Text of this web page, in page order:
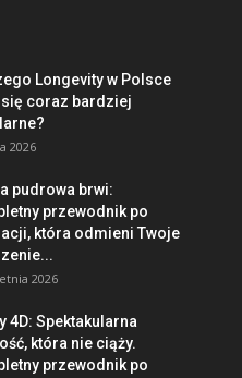
Longevity w Polsce
coraz bardziej
2026
pudrowa brwi:
przewodnik po
która odmieni Twoje
2026
4D: Spektakularna
która nie ciąży.
przewodnik po